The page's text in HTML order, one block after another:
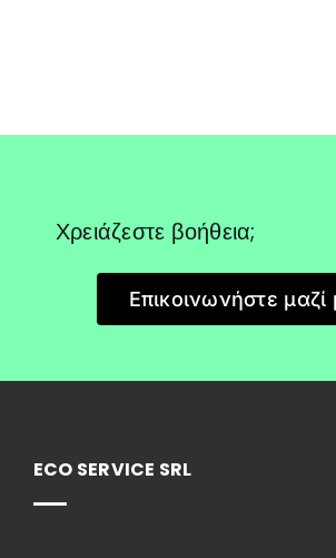
Χρειάζεστε βοήθεια;
Επικοινωνήστε μαζί
ECO SERVICE SRL